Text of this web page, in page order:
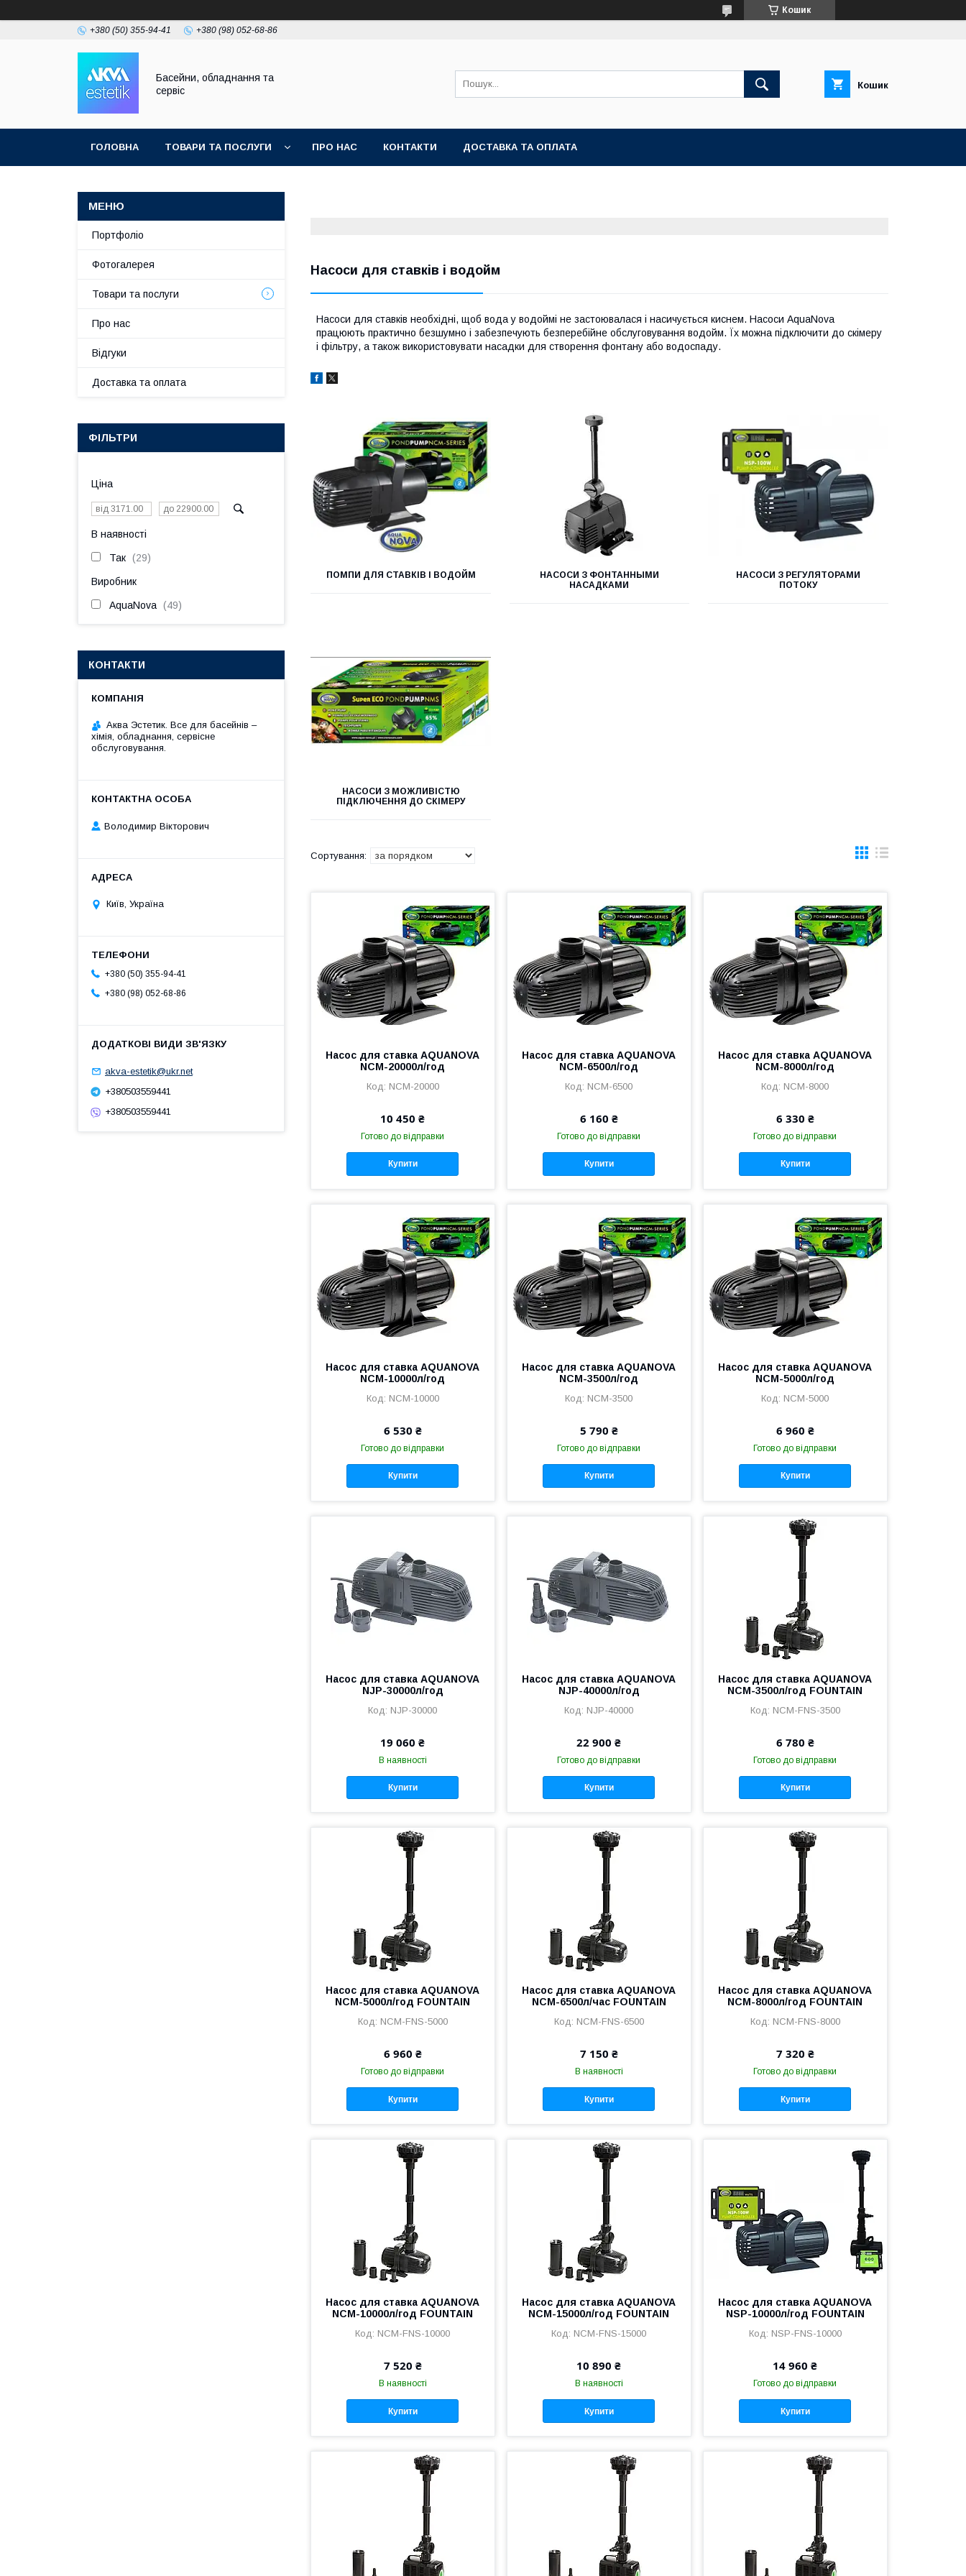
Кошик
+380 (50) 355-94-41 +380 (98) 052-68-86
Басейни, обладнання та
сервіс
Кошик
ГОЛОВНА ТОВАРИ ТА ПОСЛУГИ ПРО НАС КОНТАКТИ ДОСТАВКА ТА ОПЛАТА
Насоси для ставків і водойм
Насоси для ставків необхідні, щоб вода у водоймі не застоювалася і насичується киснем. Насоси AquaNova
працюють практично безшумно і забезпечують безперебійне обслуговування водойм. Їх можна підключити до скімеру
і фільтру, а також використовувати насадки для створення фонтану або водоспаду.
ПОМПИ ДЛЯ СТАВКІВ І ВОДОЙМ
НАСОСИ З ФОНТАННЫМИ
НАСАДКАМИ
НАСОСИ З РЕГУЛЯТОРАМИ
ПОТОКУ
НАСОСИ З МОЖЛИВІСТЮ
ПІДКЛЮЧЕННЯ ДО СКІМЕРУ
Насос для ставка AQUANOVA
NCM-20000л/год
NCM-20000
10 450 ₴
Готово до відправки
Купити
Насос для ставка AQUANOVA
NCM-6500л/год
NCM-6500
6 160 ₴
Готово до відправки
Купити
Насос для ставка AQUANOVA
NCM-8000л/год
NCM-8000
6 330 ₴
Готово до відправки
Купити
Насос для ставка AQUANOVA
NCM-10000л/год
NCM-10000
6 530 ₴
Готово до відправки
Купити
Насос для ставка AQUANOVA
NCM-3500л/год
NCM-3500
5 790 ₴
Готово до відправки
Купити
Насос для ставка AQUANOVA
NCM-5000л/год
NCM-5000
6 960 ₴
Готово до відправки
Купити
Насос для ставка AQUANOVA
NJP-30000л/год
NJP-30000
19 060 ₴
В наявності
Купити
Насос для ставка AQUANOVA
NJP-40000л/год
NJP-40000
22 900 ₴
Готово до відправки
Купити
Насос для ставка AQUANOVA
NCM-3500л/год FOUNTAIN
NCM-FNS-3500
6 780 ₴
Готово до відправки
Купити
Насос для ставка AQUANOVA
NCM-5000л/год FOUNTAIN
NCM-FNS-5000
6 960 ₴
Готово до відправки
Купити
Насос для ставка AQUANOVA
NCM-6500л/час FOUNTAIN
NCM-FNS-6500
7 150 ₴
В наявності
Купити
Насос для ставка AQUANOVA
NCM-8000л/год FOUNTAIN
NCM-FNS-8000
7 320 ₴
Готово до відправки
Купити
Насос для ставка AQUANOVA
NCM-10000л/год FOUNTAIN
NCM-FNS-10000
7 520 ₴
В наявності
Купити
Насос для ставка AQUANOVA
NCM-15000л/год FOUNTAIN
NCM-FNS-15000
10 890 ₴
В наявності
Купити
Насос для ставка AQUANOVA
NSP-10000л/год FOUNTAIN
NSP-FNS-10000
14 960 ₴
Готово до відправки
Купити
Портфоліо
Фотогалерея
Товари та послуги
Про нас
Відгуки
Доставка та оплата
ФІЛЬТРИ
Ціна
В наявності
Так 29
Виробник
AquaNova 49
КОНТАКТИ
Аква Эстетик. Все для басейнів –
хімія, обладнання, сервісне
обслуговування.
Володимир Вікторович
Київ, Україна
+380 (50) 355-94-41
+380 (98) 052-68-86
akva-estetik@ukr.net
+380503559441
+380503559441